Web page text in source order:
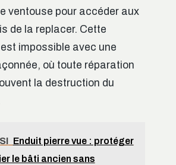
ventouse pour accéder aux
de la replacer. Cette
impossible avec une
où toute réparation
la destruction du
Enduit pierre vue : protéger
le bâti ancien sans